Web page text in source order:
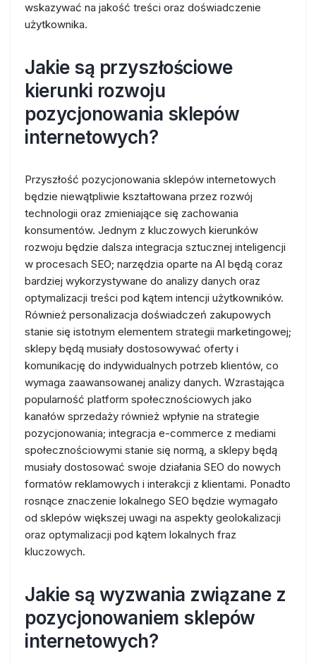
wskazywać na jakość treści oraz doświadczenie
użytkownika.
Jakie są przyszłościowe
kierunki rozwoju
pozycjonowania sklepów
internetowych?
Przyszłość pozycjonowania sklepów internetowych
będzie niewątpliwie kształtowana przez rozwój
technologii oraz zmieniające się zachowania
konsumentów. Jednym z kluczowych kierunków
rozwoju będzie dalsza integracja sztucznej inteligencji
w procesach SEO; narzędzia oparte na AI będą coraz
bardziej wykorzystywane do analizy danych oraz
optymalizacji treści pod kątem intencji użytkowników.
Również personalizacja doświadczeń zakupowych
stanie się istotnym elementem strategii marketingowej;
sklepy będą musiały dostosowywać oferty i
komunikację do indywidualnych potrzeb klientów, co
wymaga zaawansowanej analizy danych. Wzrastająca
popularność platform społecznościowych jako
kanałów sprzedaży również wpłynie na strategie
pozycjonowania; integracja e-commerce z mediami
społecznościowymi stanie się normą, a sklepy będą
musiały dostosować swoje działania SEO do nowych
formatów reklamowych i interakcji z klientami. Ponadto
rosnące znaczenie lokalnego SEO będzie wymagało
od sklepów większej uwagi na aspekty geolokalizacji
oraz optymalizacji pod kątem lokalnych fraz
kluczowych.
Jakie są wyzwania związane z
pozycjonowaniem sklepów
internetowych?